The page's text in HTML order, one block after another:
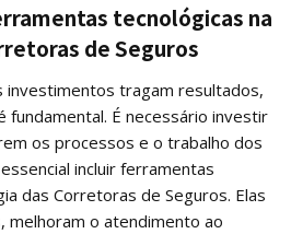
tecnológicas na
de Seguros
investimentos tragam resultados,
fundamental. É necessário investir
os processos e o trabalho dos
incluir ferramentas
das Corretoras de Seguros. Elas
melhoram o atendimento ao